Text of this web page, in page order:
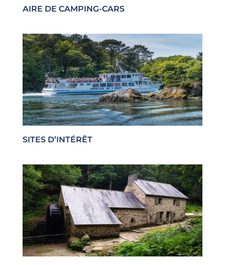
AIRE DE CAMPING-CARS
SITES D’INTÉRÊT